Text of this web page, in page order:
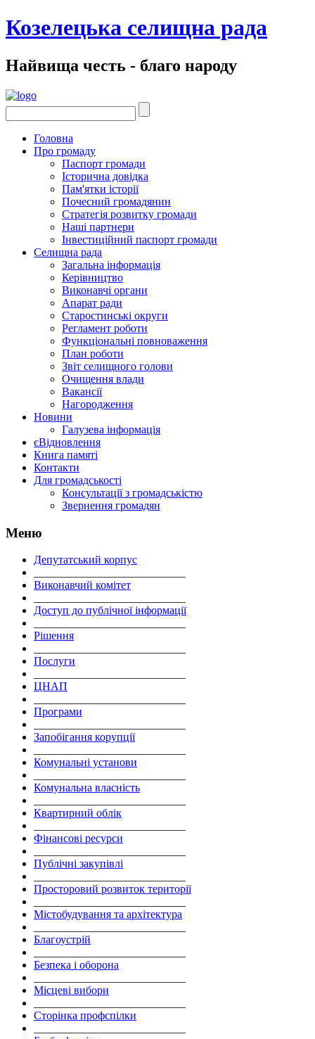
Козелецька селищна рада
Найвища честь - благо народу
Головна
Про громаду
Паспорт громади
Історична довідка
Пам'ятки історії
Почесний громадянин
Стратегія розвитку громади
Наші партнери
Інвестиційний паспорт громади
Селищна рада
Загальна інформація
Керівництво
Виконавчі органи
Апарат ради
Старостинські округи
Регламент роботи
Функціональні повноваження
План роботи
Звіт селищного голови
Очищення влади
Вакансії
Нагородження
Новини
Галузева інформація
єВідновлення
Книга памяті
Контакти
Для громадськості
Консультації з громадськістю
Звернення громадян
Меню
Депутатський корпус
Виконавчий комітет
Доступ до публічної інформації
Рішення
Послуги
ЦНАП
Програми
Запобігання корупції
Комунальні установи
Комунальна власність
Квартирний облік
Фінансові ресурси
Публічні закупівлі
Просторовий розвиток території
Містобудування та архітектура
Благоустрій
Безпека і оборона
Місцеві вибори
Сторінка профспілки